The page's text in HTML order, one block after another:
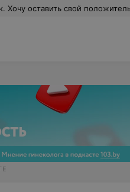
что ассортимент в магазине просто впечатляющий – здесь можно найти ткани на любой вкус и для любых нужд. Обслуживание на высшем уровне! Я оформляла заказ через интернет, и все прошло очень быстро – мне доставили товар в